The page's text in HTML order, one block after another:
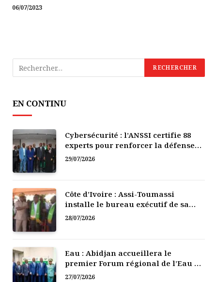
06/07/2023
EN CONTINU
Cybersécurité : l’ANSSI certifie 88
experts pour renforcer la défense
numérique de la Côte d’Ivoire
29/07/2026
Côte d’Ivoire : Assi-Toumassi
installe le bureau exécutif de sa
mutuelle de développement
28/07/2026
Eau : Abidjan accueillera le
premier Forum régional de l’Eau de
l’Afrique de l’Ouest
27/07/2026